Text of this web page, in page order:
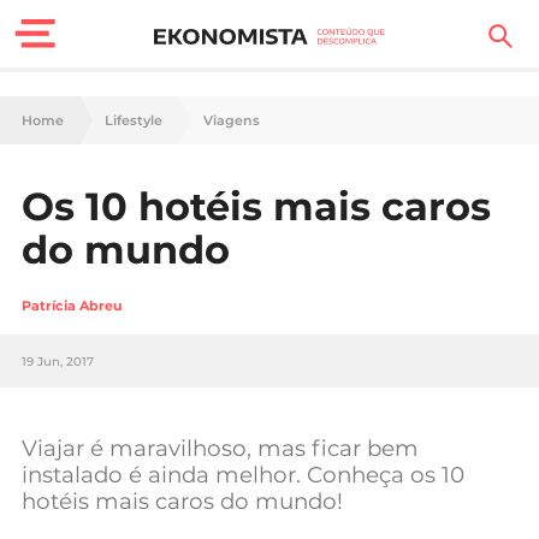
Finanças Pessoais
Carreira
Tecnologia
Negócios
Home Lifestyle Viagens
Os 10 hotéis mais caros
do mundo
Patrícia Abreu
19 Jun, 2017
Viajar é maravilhoso, mas ficar bem
instalado é ainda melhor. Conheça os 10
hotéis mais caros do mundo!